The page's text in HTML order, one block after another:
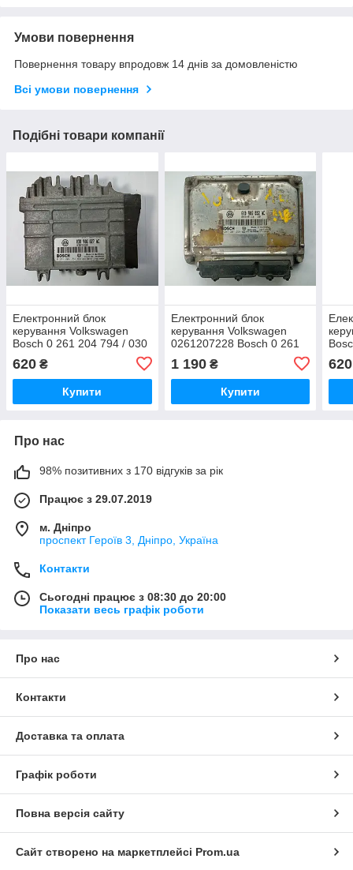
Умови повернення
Повернення товару впродовж 14 днів за домовленістю
Всі умови повернення
Подібні товари компанії
Електронний блок
керування Volkswagen
Bosch 0 261 204 794 / 030
620 ₴
Купити
Електронний блок
керування Volkswagen
0261207228 Bosch 0 261
207 228 / 6K0 906 032 AC
1 190₴
Купити
794
620
Про нас
98% позитивних з 170 відгуків за рік
Працює з 29.07.2019
м. Дніпро
проспект Героїв 3, Дніпро, Україна
Контакти
Сьогодні працює з 08:30 до 20:00
Показати весь графік роботи
Про нас
Контакти
Доставка та оплата
Графік роботи
Повна версія сайту
Сайт створено на маркетплейсі Prom.ua